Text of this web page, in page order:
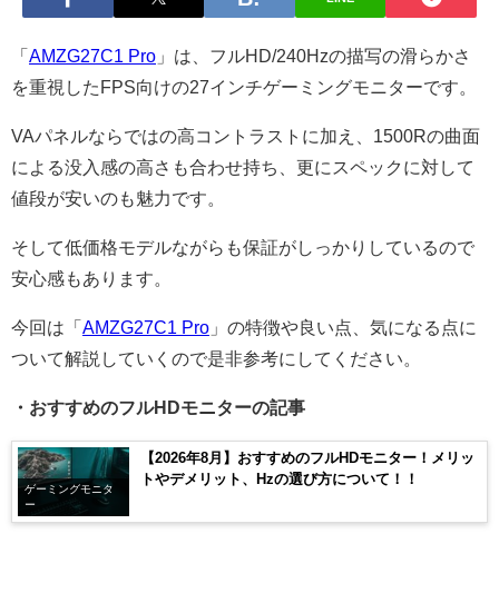
「 AMZG27C1 Pro 」は、フルHD/240Hzの描写の滑らかさ
を重視したFPS向けの27インチゲーミングモニターです。
VAパネルならではの高コントラストに加え、1500Rの曲面
による没入感の高さも合わせ持ち、更にスペックに対して
値段が安いのも魅力です。
そして低価格モデルながらも保証がしっかりしているので
安心感もあります。
今回は「 AMZG27C1 Pro 」の特徴や良い点、気になる点に
ついて解説していくので是非参考にしてください。
・おすすめのフルHDモニターの記事
ゲーミングモニタ
ー
【2026年8月】おすすめのフルHDモニター！メリッ
トやデメリット、Hzの選び方について！！